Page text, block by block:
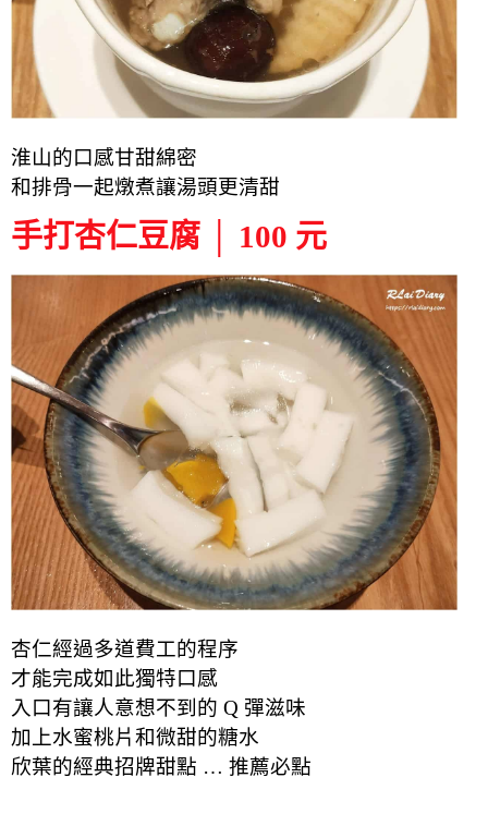
淮山的口感甘甜綿密
和排骨一起燉煮讓湯頭更清甜
手打杏仁豆腐 │ 100 元
杏仁經過多道費工的程序
才能完成如此獨特口感
入口有讓人意想不到的 Q 彈滋味
加上水蜜桃片和微甜的糖水
欣葉的經典招牌甜點 … 推薦必點